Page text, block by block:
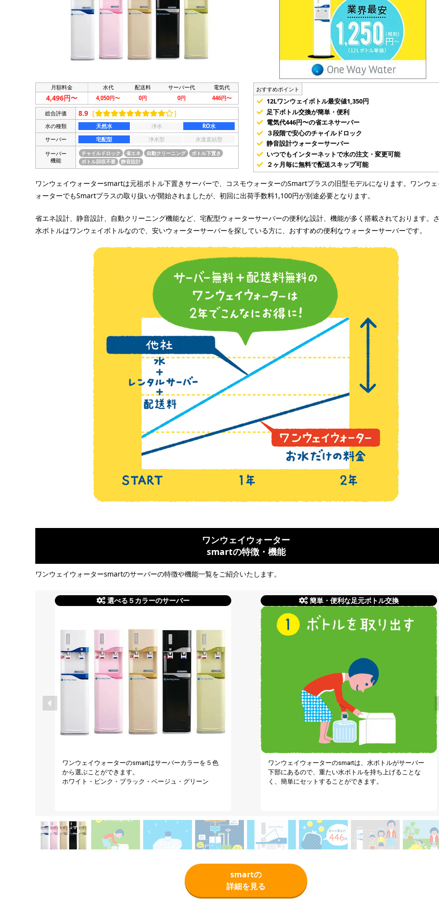
月額料金 水代 配送料 サーバー代 電気代
4,496円〜 4,050円〜 0円 0円 446円〜
総合評価 8.9 ［ ］
水の種類 天然水 浄水
RO水
サーバー
宅配型 浄水型
水道直結型
サーバー
機能
チャイルドロック 省エネ 自動クリーニング
ボトル下置き
ボトル回収不要
静音設計
おすすめポイント
12Lワンウェイボトル最安値1,350円
足下ボトル交換が簡単・便利
電気代446円〜の省エネサーバー
３段階で安心のチャイルドロック
静音設計ウォーターサーバー
いつでもインターネットで水の注文・変更可能
２ヶ月毎に無料で配送スキップ可能
ワンウェイウォーターsmartは元祖ボトル下置きサーバーで、コスモウォーターのSmartプラスの旧型モデルになります。ワンウ
ォーターでもSmartプラスの取り扱いが開始されましたが、初回に出荷手数料1,100円が別途必要となります。
省エネ設計、静音設計、自動クリーニング機能など、宅配型ウォーターサーバーの便利な設計、機能が多く搭載されております。
水ボトルはワンウェイボトルなので、安いウォーターサーバーを探している方に、おすすめの便利なウォーターサーバーです。
ワンウェイウォーター
smartの特徴・機能
ワンウェイウォーターsmartのサーバーの特徴や機能一覧をご紹介いたします。
選べる５カラーのサーバー
ワンウェイウォーターのsmartはサーバーカラーを５色
から選ぶことができます。
ホワイト・ピンク・ブラック・ベージュ・グリーン
簡単・便利な足元ボトル交換
ワンウェイウォーターのsmartは、水ボトルがサーバー
下部にあるので、重たい水ボトルを持ち上げることな
く、簡単にセットすることができます。
smartの
詳細を見る